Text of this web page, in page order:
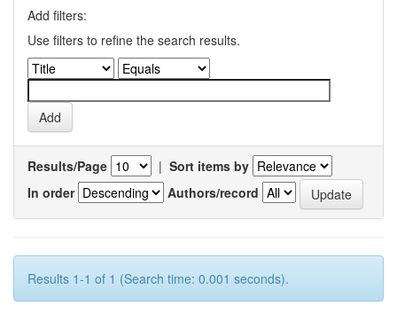
Add filters:
Use filters to refine the search results.
Results/Page | Sort items by
In order
Authors/record
Results 1-1 of 1 (Search time: 0.001 seconds).